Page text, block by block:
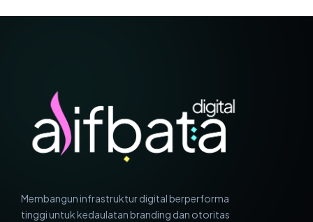
Membangun infrastruktur digital berperforma
tinggi untuk kedaulatan branding dan otoritas